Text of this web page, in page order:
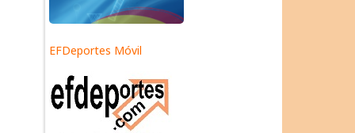
EFDeportes Móvil